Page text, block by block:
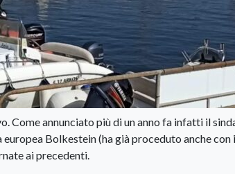
Come annunciato più di un anno fa infatti il
Bolkestein (ha già proceduto anche con
ai precedenti.